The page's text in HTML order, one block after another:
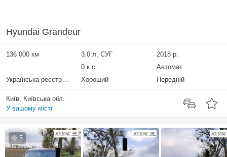
Hyundai Grandeur
136 000 км 3.0 л, СУГ
2018 р.
0 к.с.
Автомат
Українська реєстрація
Хороший Передній
Київ, Київська обл.
У вашому місті
5